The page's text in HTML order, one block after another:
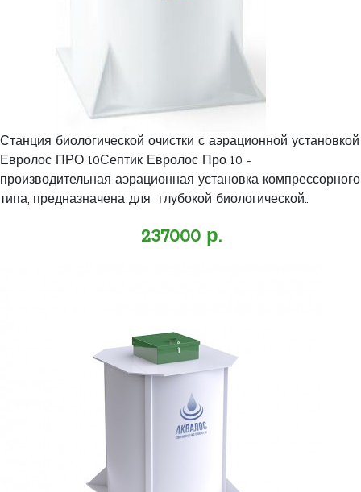
Станция биологической очистки с аэрационной установкой
Евролос ПРО 10Септик Евролос Про 10 -
производительная аэрационная установка компрессорного
типа, предназначена для глубокой биологической..
237000 р.